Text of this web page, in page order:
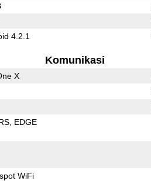
4.2.1
Komunikasi
X
EDGE
WiFi